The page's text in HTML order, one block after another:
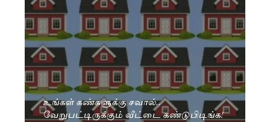
உங்கள் கண்களுக்கு சவால்..
வேறுபட்டிருக்கும் வீட்டை கண்டுபிடிங்க!